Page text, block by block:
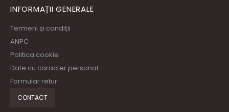
INFORMAȚII GENERALE
Termeni și condiții
ANPC
Politica cookie
Date cu caracter personal
Formular retur
CONTACT